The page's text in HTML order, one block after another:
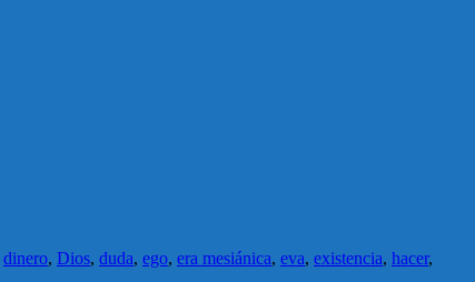
dinero, Dios, duda, ego, era mesiánica, eva, existencia, hacer,